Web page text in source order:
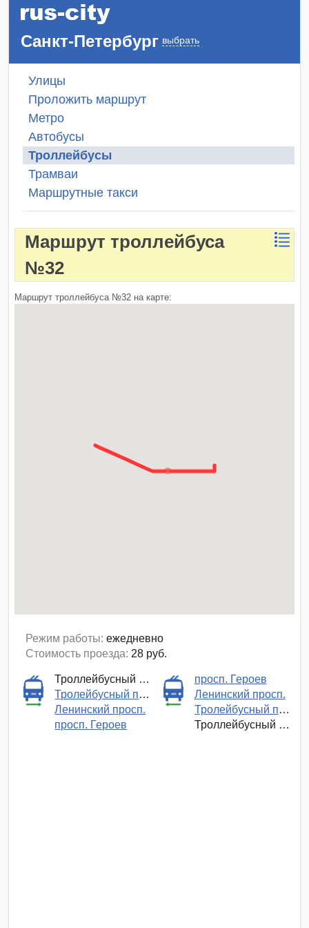
Санкт-Петербург выбрать
Улицы
Проложить маршрут
Метро
Автобусы
Троллейбусы
Трамваи
Маршрутные такси
Маршрут троллейбуса
№32
Маршрут троллейбуса №32 на карте:
Режим работы: ежедневно
Стоимость проезда: 28 руб.
Троллейбусный парк №1
Тролейбусный проезд
Ленинский просп.
просп. Героев
просп. Героев
Ленинский просп.
Тролейбусный проезд
Троллейбусный парк №1